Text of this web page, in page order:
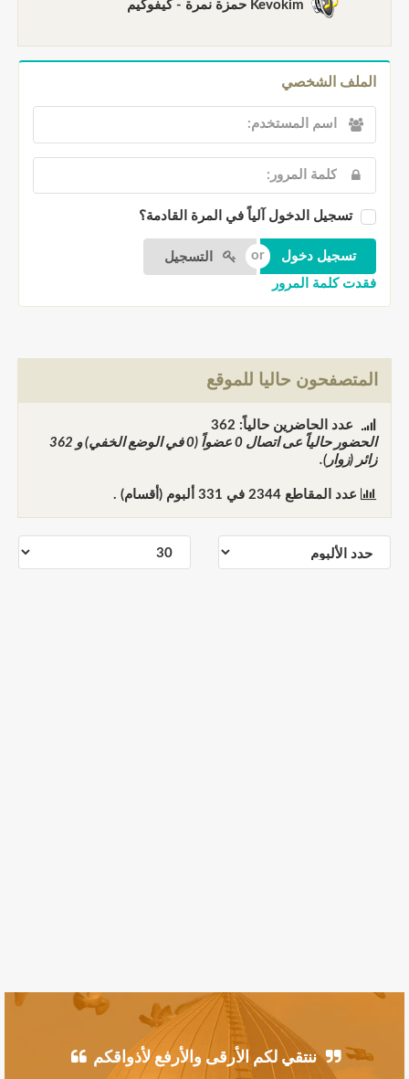
الملف الشخصي
تسجيل الدخول آلياً في المرة القادمة؟
التسجيل
فقدت كلمة المرور
المتصفحون حاليا للموقع
عدد الحاضرين حالياً: 362
الحضور حالياً عى اتصال 0 عضواً (0 في الوضع الخفي) و
362
زائر (زوار).
عدد المقاطع2344 في 331 ألبوم (أقسام) .
ننتقي لكم الأرقى والأرفع لأذواقكم